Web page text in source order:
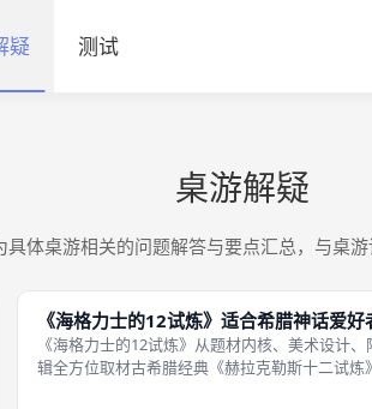
疑 测试
桌游解疑
体桌游相关的问题解答与要点汇总，与桌游
《海格力士的12试炼》适合希腊神话爱好
《海格力士的12试炼》从题材内核、美术设计、
辑全方位取材古希腊经典《赫拉克勒斯十二试炼